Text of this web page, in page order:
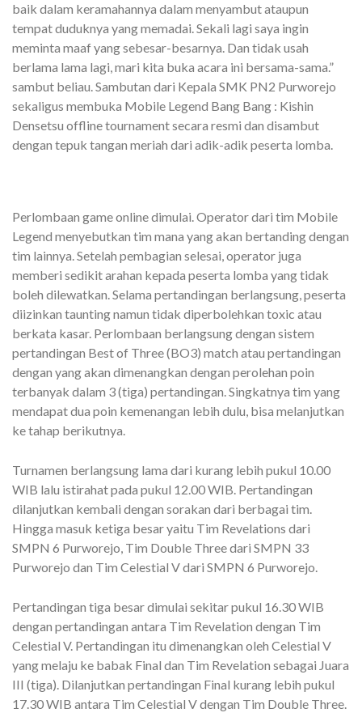
baik dalam keramahannya dalam menyambut ataupun
tempat duduknya yang memadai. Sekali lagi saya ingin
meminta maaf yang sebesar-besarnya. Dan tidak usah
berlama lama lagi, mari kita buka acara ini bersama-sama.”
sambut beliau. Sambutan dari Kepala SMK PN2 Purworejo
sekaligus membuka Mobile Legend Bang Bang : Kishin
Densetsu offline tournament secara resmi dan disambut
dengan tepuk tangan meriah dari adik-adik peserta lomba.
Perlombaan game online dimulai. Operator dari tim Mobile
Legend menyebutkan tim mana yang akan bertanding dengan
tim lainnya. Setelah pembagian selesai, operator juga
memberi sedikit arahan kepada peserta lomba yang tidak
boleh dilewatkan. Selama pertandingan berlangsung, peserta
diizinkan taunting namun tidak diperbolehkan toxic atau
berkata kasar. Perlombaan berlangsung dengan sistem
pertandingan Best of Three (BO3) match atau pertandingan
dengan yang akan dimenangkan dengan perolehan poin
terbanyak dalam 3 (tiga) pertandingan. Singkatnya tim yang
mendapat dua poin kemenangan lebih dulu, bisa melanjutkan
ke tahap berikutnya.
Turnamen berlangsung lama dari kurang lebih pukul 10.00
WIB lalu istirahat pada pukul 12.00 WIB. Pertandingan
dilanjutkan kembali dengan sorakan dari berbagai tim.
Hingga masuk ketiga besar yaitu Tim Revelations dari
SMPN 6 Purworejo, Tim Double Three dari SMPN 33
Purworejo dan Tim Celestial V dari SMPN 6 Purworejo.
Pertandingan tiga besar dimulai sekitar pukul 16.30 WIB
dengan pertandingan antara Tim Revelation dengan Tim
Celestial V. Pertandingan itu dimenangkan oleh Celestial V
yang melaju ke babak Final dan Tim Revelation sebagai Juara
III (tiga). Dilanjutkan pertandingan Final kurang lebih pukul
17.30 WIB antara Tim Celestial V dengan Tim Double Three.